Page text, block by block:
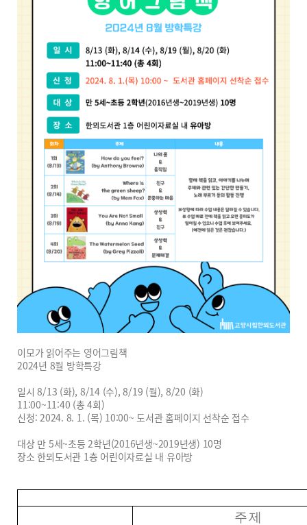
이모가 읽어주는 영어그림책
2024년 8월 방학특강
일시 8/13 (화), 8/14 (수), 8/19 (월), 8/20 (화)
11:00~11:40 (총 4회)
신청: 2024. 8. 1. (목) 10:00~ 도서관 홈페이지 선착순 접수
대상 만 5세~초등 2학년(2016년생~2019년생) 10명
장소 한뫼도서관 1층 어린이자료실 내 유아방
주 제